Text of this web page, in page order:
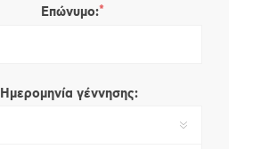
Επώνυμο:*
Ημερομηνία γέννησης: